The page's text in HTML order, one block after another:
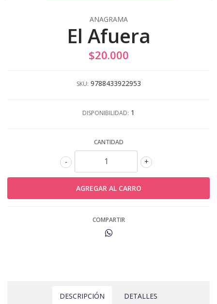
ANAGRAMA
El Afuera
$20.000
SKU: 9788433922953
DISPONIBILIDAD: 1
CANTIDAD
+
-
COMPARTIR
DESCRIPCIÓN DETALLES